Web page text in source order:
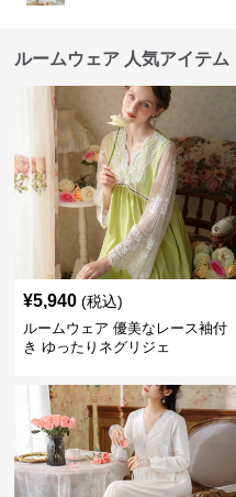
ルームウェア 人気アイテム
¥5,940 (税込)
ルームウェア 優美なレース袖付
き ゆったりネグリジェ